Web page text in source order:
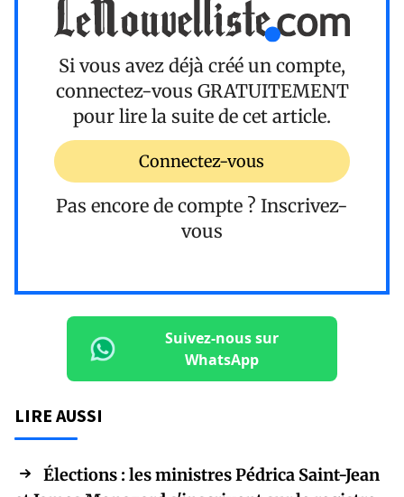
Si vous avez déjà créé un compte,
connectez-vous GRATUITEMENT
pour lire la suite de cet article.
Connectez-vous
Pas encore de compte ? Inscrivez-
vous
Suivez-nous sur
WhatsApp
LIRE AUSSI
Élections : les ministres Pédrica Saint-Jean